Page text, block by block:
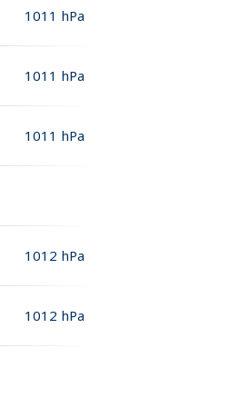
1011 hPa
1011 hPa
1011 hPa
1012 hPa
1012 hPa